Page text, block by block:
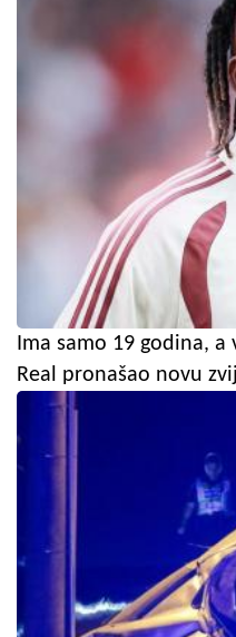
Ima samo 19 godina,
Real pronašao novu